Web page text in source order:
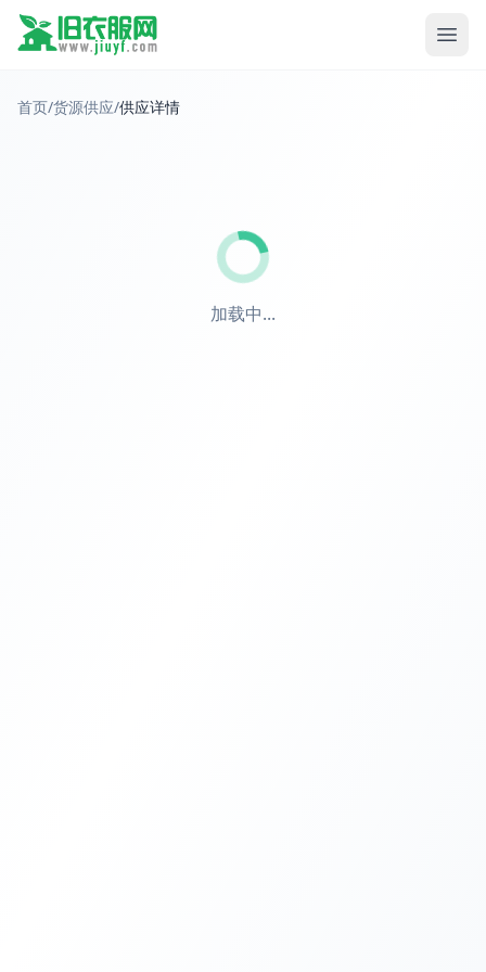
首页/货源供应/供应详情
加载中...